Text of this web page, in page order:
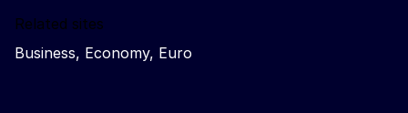
Related sites
Business, Economy, Euro